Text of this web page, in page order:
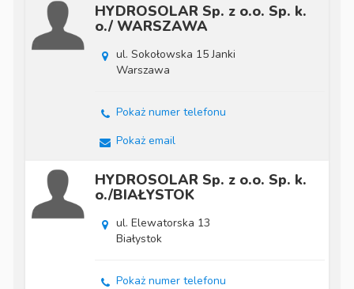
HYDROSOLAR Sp. z o.o. Sp. k.
o./ WARSZAWA
ul. Sokołowska 15 Janki
Warszawa
Pokaż numer telefonu
Pokaż email
HYDROSOLAR Sp. z o.o. Sp. k.
o./BIAŁYSTOK
ul. Elewatorska 13
Białystok
Pokaż numer telefonu